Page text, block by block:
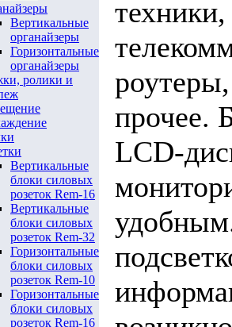
Вертикальные
органайзеры
Горизонтальные
органайзеры
ролики и
Вертикальные
блоки силовых
розеток Rem-16
Вертикальные
блоки силовых
розеток Rem-32
Горизонтальные
блоки силовых
розеток Rem-10
Горизонтальные
блоки силовых
розеток Rem-16
прочее.
LCD-